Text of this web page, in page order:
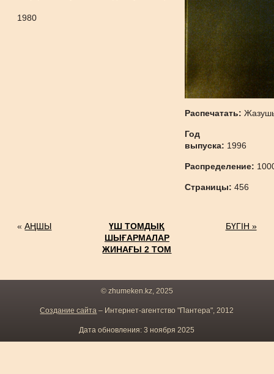
1980
Распечатать:
Год
выпуска: 1996
Распределение:
Страницы:456
«АҢШЫ
ҮШ ТОМДЫҚ
ШЫҒАРМАЛАР
ЖИНАҒЫ 2 ТОМ
БҮГІН »
© zhumeken.kz, 2025
Создание сайта – Интернет-агентство "Пантера", 2012
Дата обновления: 3 ноября 2025